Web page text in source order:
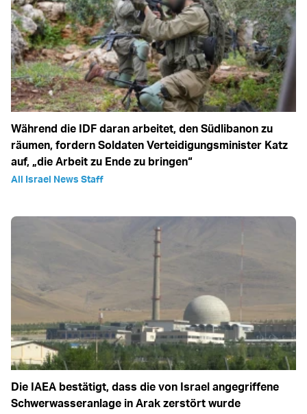
Während die IDF daran arbeitet, den Südlibanon zu
räumen, fordern Soldaten Verteidigungsminister Katz
auf, „die Arbeit zu Ende zu bringen“
All Israel News Staff
Die IAEA bestätigt, dass die von Israel angegriffene
Schwerwasseranlage in Arak zerstört wurde